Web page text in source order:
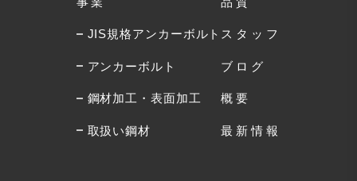
JIS規格アンカーボルト
アンカーボルト
鋼材加工・表面加工
取扱い鋼材
スタッフ
ブログ
概要
最新情報